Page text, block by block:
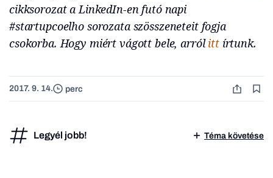
cikksorozat a LinkedIn-en futó napi
#startupcoelho sorozata szösszeneteit fogja
csokorba. Hogy miért vágott bele, arrólitt írtunk.
2017. 9. 14. perc
Legyél jobb! Téma követése